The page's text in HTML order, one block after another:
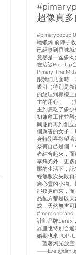
超像真
#pimarypopup
蠟蠟燭 前陣子
已經嗅到香味
竟然是一盆多肉
在洽談Pop-Up
Pimary The
跟我們見面時
吸引（特別是
的紋理到檸檬
主的用心！ （
主到底吃了多
初兼顧工作並
興趣而再到創
個厲害的女子！
身特別喜歡望
奈何自己是個
者結合起來，
享燭光外，更
壓的生活下，
經無數次失敗
癒心靈的小物
能撲鼻而來，
品配方都是以
成，天然無害可
#mentionbrand
計師品牌Serax
器皿也特別合
婚期也來POP-
「望著燭光放
——Eve